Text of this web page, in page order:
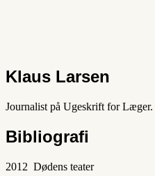
Klaus Larsen
Journalist på Ugeskrift for Læger.
Bibliografi
2012 Dødens teater